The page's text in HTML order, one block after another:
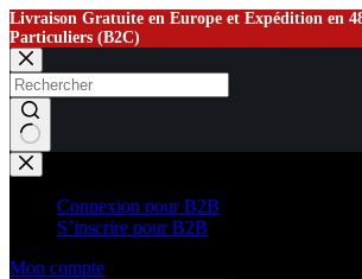
Livraison Gratuite en Europe et Expédition en
Particuliers (B2C)
Passer
au
contenu
Aucun
résultat
Connexion pour B2B
S’inscrire pour B2B
Mon compte